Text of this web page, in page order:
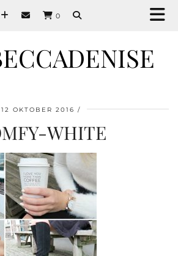
0
12 OKTOBER 2016
WHITE